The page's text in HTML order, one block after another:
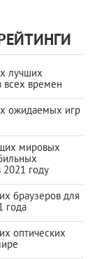
лучших
всех времен
ожидаемых игр
мировых
году
браузеров для
года
оптических